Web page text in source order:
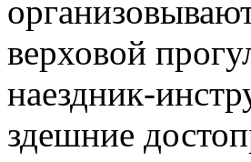
верховой
наездник-
здешние